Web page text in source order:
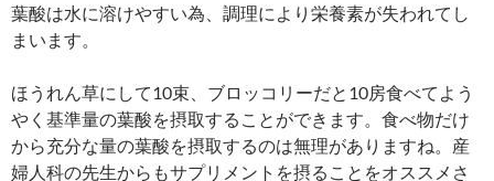
葉酸は水に溶けやすい為、調理により栄養素が失われてし
まいます。
ほうれん草にして10束、ブロッコリーだと10房食べてよう
やく基準量の葉酸を摂取することができます。食べ物だけ
から充分な量の葉酸を摂取するのは無理がありますね。産
婦人科の先生からもサプリメントを摂ることをオススメさ